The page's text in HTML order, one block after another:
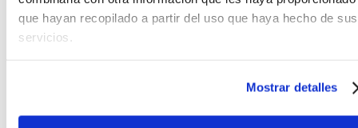
que hayan recopilado a partir del uso que haya hecho de sus
servicios.
Mostrar detalles
Güiras de superficie metálica